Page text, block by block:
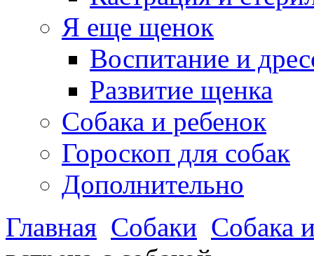
Я еще щенок
Воспитание и
Развитие щенка
Собака и ребенок
Гороскоп для собак
Дополнительно
Главная Собаки Собака